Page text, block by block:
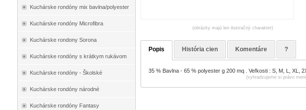
Kuchárske rondóny mix bavlna/polyester
Kuchárske rondóny Microfibra
Kuchárske rondony Sorona
Kuchárske rondóny s krátkym rukávom
Kuchárske rondóny - Školské
Kuchárske rondóny národné
Kuchárske rondóny Fantasy
(obrázky majú len ilustračný charakter)
Popis História cien Komentáre ?
35 % Bavlna - 65 % polyester g 200 mq . Veľkosti : S, M, L, XL,
(vyhradzujeme si právo